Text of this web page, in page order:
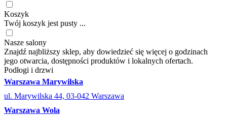
Koszyk
Twój koszyk jest pusty ...
Nasze salony
Znajdź najbliższy sklep, aby dowiedzieć się więcej o godzinach
jego otwarcia, dostępności produktów i lokalnych ofertach.
Podłogi i drzwi
Warszawa Marywilska
ul. Marywilska 44, 03-042 Warszawa
Warszawa Wola